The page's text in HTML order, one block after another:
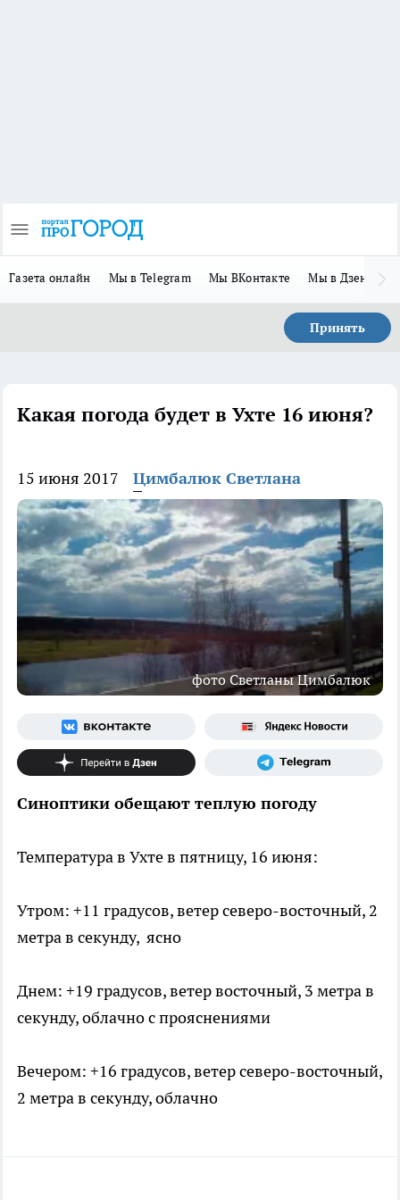
Газета онлайн Мы в Telegram Мы ВКонтакте Мы в Дзене
Принять
Какая погода будет в Ухте 16 июня?
15 июня 2017 Цимбалюк Светлана
фото Светланы Цимбалюк
Синоптики обещают теплую погоду
Температура в Ухте в пятницу, 16 июня:
Утром: +11 градусов, ветер северо-восточный, 2
метра в секунду, ясно
Днем: +19 градусов, ветер восточный, 3 метра в
секунду, облачно с прояснениями
Вечером: +16 градусов, ветер северо-восточный,
2 метра в секунду, облачно